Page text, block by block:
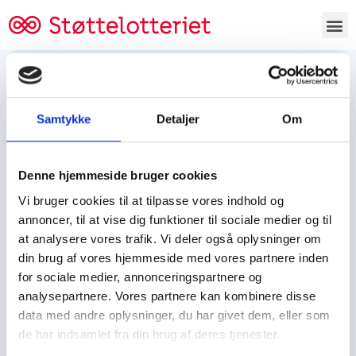
Samtykke Detaljer Om
Denne hjemmeside bruger cookies
Vi bruger cookies til at tilpasse vores indhold og
annoncer, til at vise dig funktioner til sociale medier og til
at analysere vores trafik. Vi deler også oplysninger om
din brug af vores hjemmeside med vores partnere inden
for sociale medier, annonceringspartnere og
analysepartnere. Vores partnere kan kombinere disse
data med andre oplysninger, du har givet dem, eller som
de har indsamlet fra din brug af deres tjenester.
Tjen penge og støt
Tjen penge til:
Spejdere/spejdergruppen/FDF’ere, m.fl.
Kontor
Tjenpengeogstoet.dk
Ejby Industrivej 91
DK – 2600 Glostrup
CVR: 19347508